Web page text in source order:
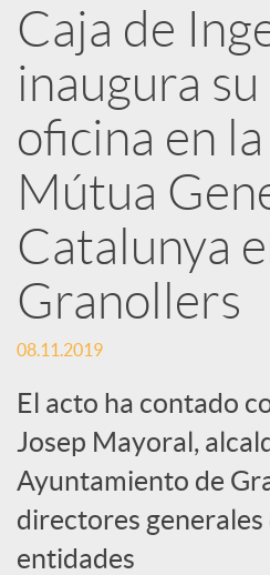
e
d
e
s
S
o
c
i
Caja de
inaugura su
oficina en
Mútua
Catalunya
Granollers
08.11.2019
El acto ha contado
Josep Mayoral,
Ayuntamiento de
directores generales
entidades